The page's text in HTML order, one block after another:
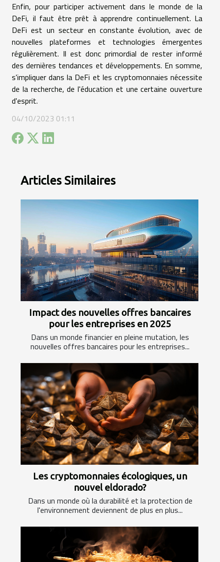
Enfin, pour participer activement dans le monde de la
DeFi, il faut être prêt à apprendre continuellement. La
DeFi est un secteur en constante évolution, avec de
nouvelles plateformes et technologies émergentes
régulièrement. Il est donc primordial de rester informé
des dernières tendances et développements. En somme,
s'impliquer dans la DeFi et les cryptomonnaies nécessite
de la recherche, de l'éducation et une certaine ouverture
d'esprit.
04/10/2023 01:11
Articles Similaires
Impact des nouvelles offres bancaires
pour les entreprises en 2025
Dans un monde financier en pleine mutation, les
nouvelles offres bancaires pour les entreprises...
Les cryptomonnaies écologiques, un
nouvel eldorado?
Dans un monde où la durabilité et la protection de
l'environnement deviennent de plus en plus...